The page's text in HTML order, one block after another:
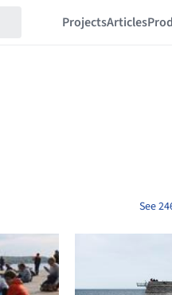
ProjectsArticles
See